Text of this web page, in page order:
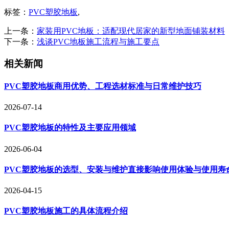
标签： PVC塑胶地板,
上一条： 家装用PVC地板：适配现代居家的新型地面铺装材料
下一条： 浅谈PVC地板施工流程与施工要点
相关新闻
PVC塑胶地板商用优势、工程选材标准与日常维护技巧
2026-07-14
PVC塑胶地板的特性及主要应用领域
2026-06-04
PVC塑胶地板的选型、安装与维护直接影响使用体验与使用寿
2026-04-15
PVC塑胶地板施工的具体流程介绍